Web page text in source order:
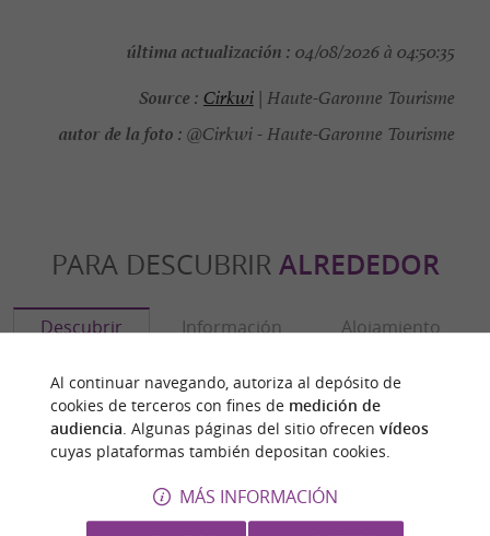
última actualización : 04/08/2026 à 04:50:35
Source : Cirkwi | Haute-Garonne Tourisme
autor de la foto : @Cirkwi - Haute-Garonne Tourisme
PARA DESCUBRIR ALREDEDOR
Descubrir Información Alojamiento
Al continuar navegando, autoriza al depósito de
cookies de terceros con fines de medición de
audiencia . Algunas páginas del sitio ofrecen vídeos
cuyas plataformas también depositan cookies.
MÁS INFORMACIÓN